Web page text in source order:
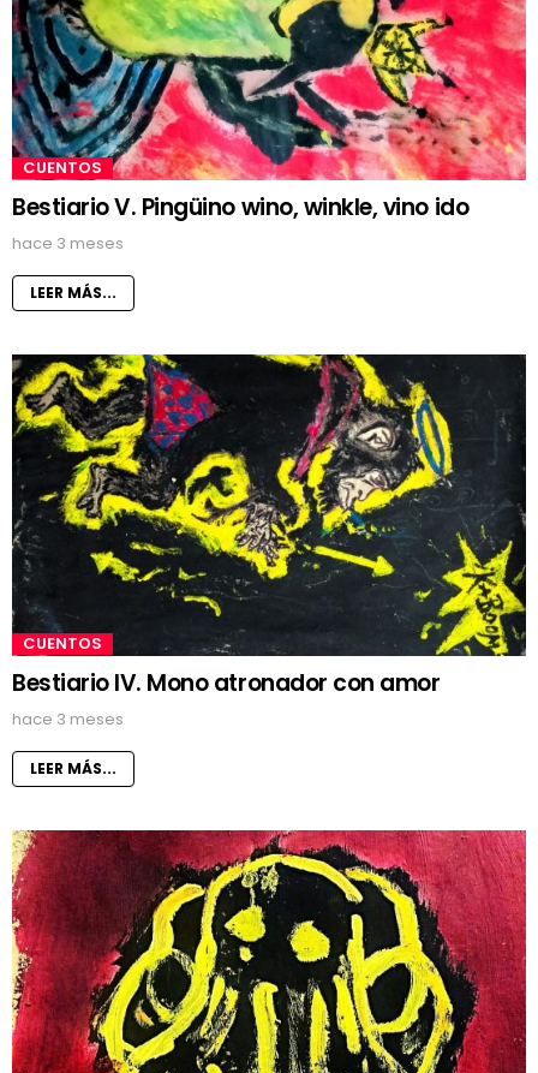
CUENTOS
Bestiario V. Pingüino wino, winkle, vino ido
hace 3 meses
LEER MÁS...
CUENTOS
Bestiario IV. Mono atronador con amor
hace 3 meses
LEER MÁS...